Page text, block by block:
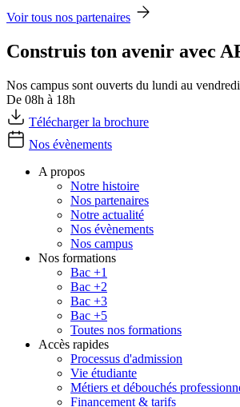
Voir tous nos partenaires
Construis ton avenir avec
Nos campus sont ouverts du lundi au vendredi
De 08h à 18h
Télécharger la brochure
Nos évènements
A propos
Notre histoire
Nos partenaires
Notre actualité
Nos évènements
Nos campus
Nos formations
Bac +1
Bac +2
Bac +3
Bac +5
Toutes nos formations
Accès rapides
Processus d'admission
Vie étudiante
Métiers et débouchés
Financement & tarifs